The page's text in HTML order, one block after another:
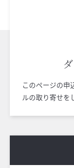
このページの申
ルの取り寄せを